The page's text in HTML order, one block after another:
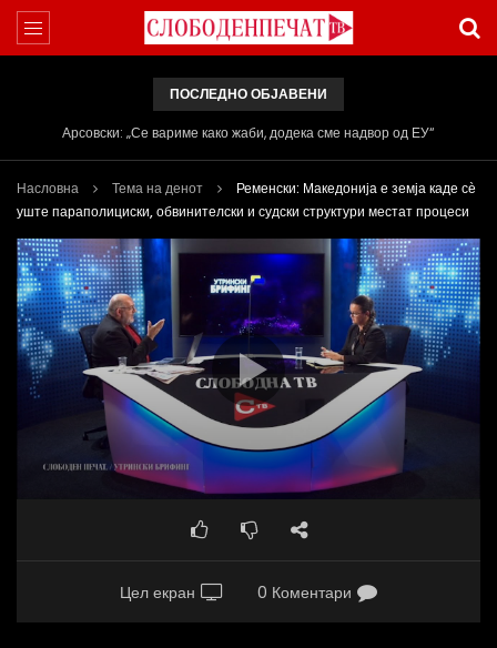
ПОСЛЕДНО ОБЈАВЕНИ
Арсовски: „Се вариме како жаби, додека сме надвор од ЕУ“
Насловна Тема на денот
Ременски: Македонија е земја каде сѐ
уште параполициски, обвинителски и судски структури местат процеси
Цел екран 0 Коментари